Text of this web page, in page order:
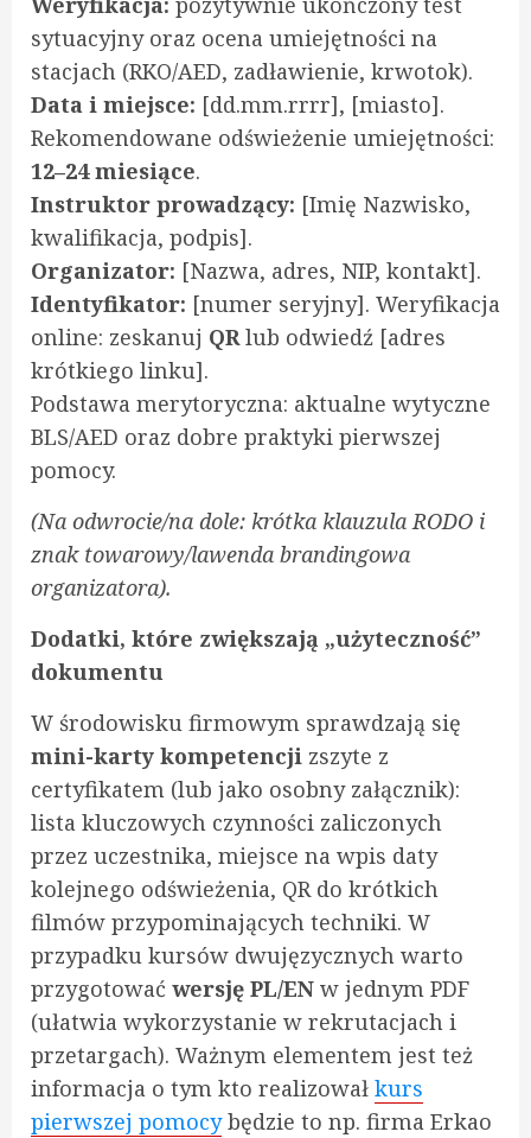
sytuacyjny oraz ocena umiejętności na
stacjach (RKO/AED, zadławienie, krwotok).
Data i miejsce: [dd.mm.rrrr], [miasto].
Rekomendowane odświeżenie umiejętności:
12–24 miesiące.
Instruktor prowadzący: [Imię Nazwisko,
kwalifikacja, podpis].
Organizator: [Nazwa, adres, NIP, kontakt].
Identyfikator: [numer seryjny]. Weryfikacja
online: zeskanuj QRlub odwiedź [adres
krótkiego linku].
Podstawa merytoryczna: aktualne wytyczne
BLS/AED oraz dobre praktyki pierwszej
pomocy.
(Na odwrocie/na dole: krótka klauzula RODO i
znak towarowy/lawenda brandingowa
organizatora).
Dodatki, które zwiększają „użyteczność”
dokumentu
W środowisku firmowym sprawdzają się
mini-karty kompetencji zszyte z
certyfikatem (lub jako osobny załącznik):
lista kluczowych czynności zaliczonych
przez uczestnika, miejsce na wpis daty
kolejnego odświeżenia, QR do krótkich
filmów przypominających techniki. W
przypadku kursów dwujęzycznych warto
przygotować wersję PL/EN w jednym PDF
(ułatwia wykorzystanie w rekrutacjach i
przetargach). Ważnym elementem jest też
informacja o tym kto realizował kurs
pierwszej pomocybędzie to np. firma Erkao